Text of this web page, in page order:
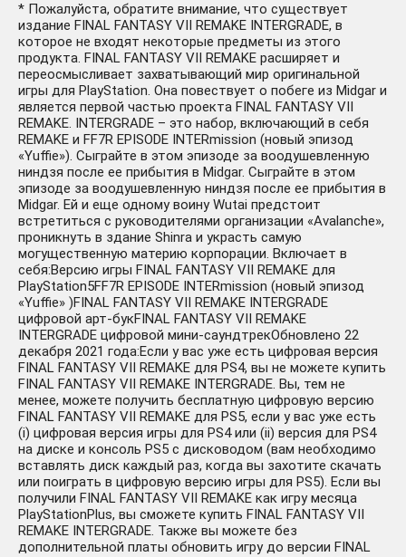
* Пожалуйста, обратите внимание, что существует
издание FINAL FANTASY VII REMAKE INTERGRADE, в
которое не входят некоторые предметы из этого
продукта. FINAL FANTASY VII REMAKE расширяет и
переосмысливает захватывающий мир оригинальной
игры для PlayStation. Она повествует о побеге из Midgar и
является первой частью проекта FINAL FANTASY VII
REMAKE. INTERGRADE – это набор, включающий в себя
REMAKE и FF7R EPISODE INTERmission (новый эпизод
«Yuffie»). Сыграйте в этом эпизоде за воодушевленную
ниндзя после ее прибытия в Midgar. Сыграйте в этом
эпизоде за воодушевленную ниндзя после ее прибытия в
Midgar. Ей и еще одному воину Wutai предстоит
встретиться с руководителями организации «Avalanche»,
проникнуть в здание Shinra и украсть самую
могущественную материю корпорации. Включает в
себя:Версию игры FINAL FANTASY VII REMAKE для
PlayStation5FF7R EPISODE INTERmission (новый эпизод
«Yuffie» )FINAL FANTASY VII REMAKE INTERGRADE
цифровой арт-букFINAL FANTASY VII REMAKE
INTERGRADE цифровой мини-саундтрекОбновлено 22
декабря 2021 года:Если у вас уже есть цифровая версия
FINAL FANTASY VII REMAKE для PS4, вы не можете купить
FINAL FANTASY VII REMAKE INTERGRADE. Вы, тем не
менее, можете получить бесплатную цифровую версию
FINAL FANTASY VII REMAKE для PS5, если у вас уже есть
(i) цифровая версия игры для PS4 или (ii) версия для PS4
на диске и консоль PS5 с дисководом (вам необходимо
вставлять диск каждый раз, когда вы захотите скачать
или поиграть в цифровую версию игры для PS5). Если вы
получили FINAL FANTASY VII REMAKE как игру месяца
PlayStationPlus, вы сможете купить FINAL FANTASY VII
REMAKE INTERGRADE. Также вы можете без
дополнительной платы обновить игру до версии FINAL